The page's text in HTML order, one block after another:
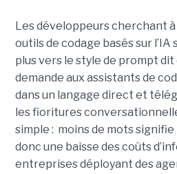
Les développeurs cherchant
outils de codage basés sur
plus vers le style de prompt dit
demande aux assistants de
dans un langage direct et
les fioritures
simple : moins de mots
donc une baisse des coûts
entreprises déployant des